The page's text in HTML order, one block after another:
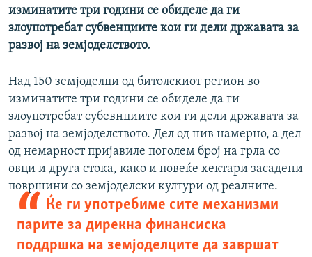
изминатите три години се обиделе да ги
злоупотребат субвенциите кои ги дели државата за
развој на земјоделството.
Над 150 земјоделци од битолскиот регион во
изминатите три години се обиделе да ги
злоупотребат субевнциите кои ги дели државата за
развој на земјоделството. Дел од нив намерно, а дел
од немарност пријавиле поголем број на грла со
овци и друга стока, како и повеќе хектари засадени
површини со земјоделски култури од реалните.
Ќе ги употребиме сите механизми
парите за дирекна финансиска
поддршка на земјоделците да завршат